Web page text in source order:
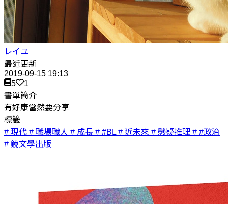
レイユ
最近更新
2019-09-15 19:13
5
1
書單簡介
有好康當然要分享
標籤
# 現代 # 職場職人 # 成長 # #BL # 近未來 # 懸疑推理 # #政治
# 鏡文學出版